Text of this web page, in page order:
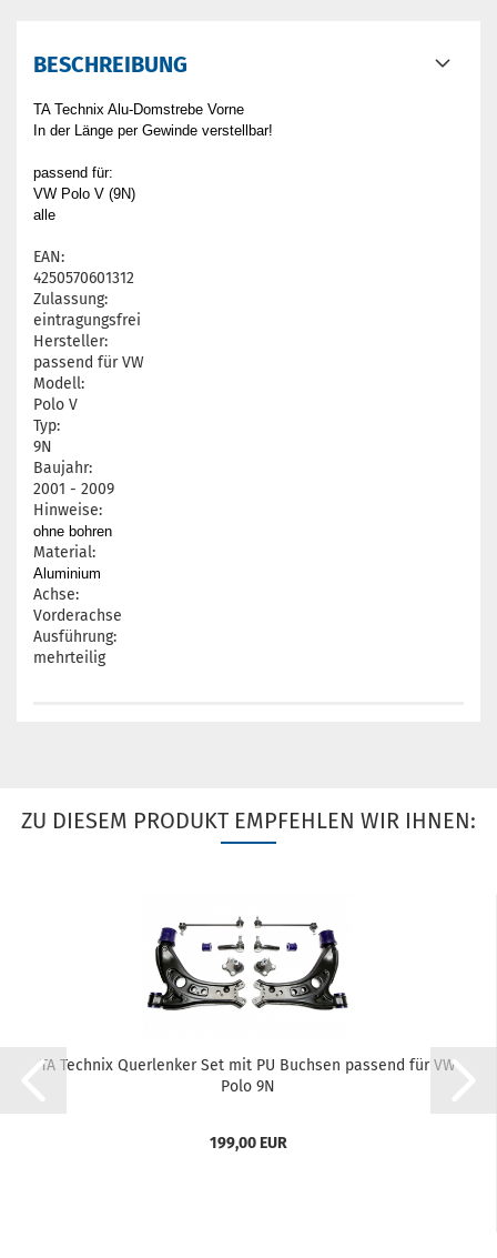
BESCHREIBUNG
TA Technix Alu-Domstrebe Vorne
In der Länge per Gewinde verstellbar!
passend für:
VW Polo V (9N)
alle
EAN:
4250570601312
Zulassung:
eintragungsfrei
Hersteller:
passend für VW
Modell:
Polo V
Typ:
9N
Baujahr:
2001 - 2009
Hinweise:
ohne bohren
Material:
Aluminium
Achse:
Vorderachse
Ausführung:
mehrteilig
ZU DIESEM PRODUKT EMPFEHLEN WIR IHNEN:
TA Tech­nix Quer­len­ker Set mit PU Buch­sen pas­send für VW
Polo 9N
199,00 EUR